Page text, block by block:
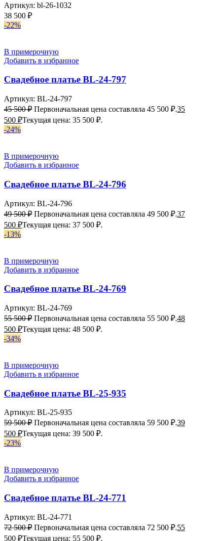
Артикул: bl-26-1032
38 500 ₽
-22%
В примерочную
Добавить в избранное
Свадебное платье BL-24-797
Артикул: BL-24-797
45 500₽ Первоначальная цена составляла 45 500 ₽.35
500 ₽Текущая цена: 35 500 ₽.
-24%
В примерочную
Добавить в избранное
Свадебное платье BL-24-796
Артикул: BL-24-796
49 500₽ Первоначальная цена составляла 49 500 ₽.37
500 ₽Текущая цена: 37 500 ₽.
-13%
В примерочную
Добавить в избранное
Свадебное платье BL-24-769
Артикул: BL-24-769
55 500₽ Первоначальная цена составляла 55 500 ₽.48
500 ₽Текущая цена: 48 500 ₽.
-34%
В примерочную
Добавить в избранное
Свадебное платье BL-25-935
Артикул: BL-25-935
59 500₽ Первоначальная цена составляла 59 500 ₽.39
500 ₽Текущая цена: 39 500 ₽.
-23%
В примерочную
Добавить в избранное
Свадебное платье BL-24-771
Артикул: BL-24-771
72 500₽ Первоначальная цена составляла 72 500 ₽.55
500 ₽Текущая цена: 55 500 ₽.